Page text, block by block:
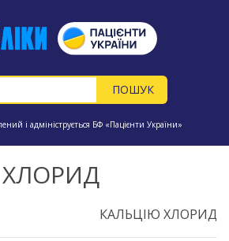
і адмініструється БФ «Пацієнти України»
КАЛЬЦІЮ ХЛОРИД